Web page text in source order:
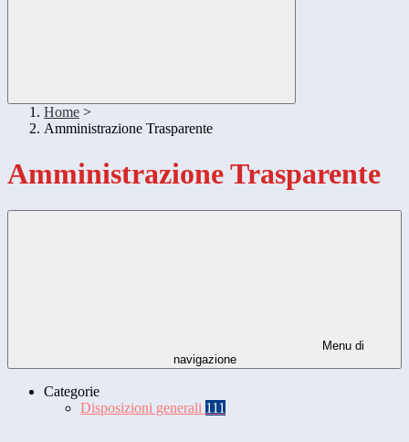
Home >
Amministrazione Trasparente
Amministrazione Trasparente
Menu di
navigazione
Categorie
Disposizioni generali 111